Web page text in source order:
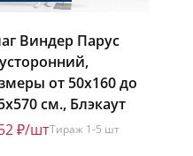
Виндер Парус
от 50х160 до
см., Блэкаут
₽/штТираж 1-5 шт